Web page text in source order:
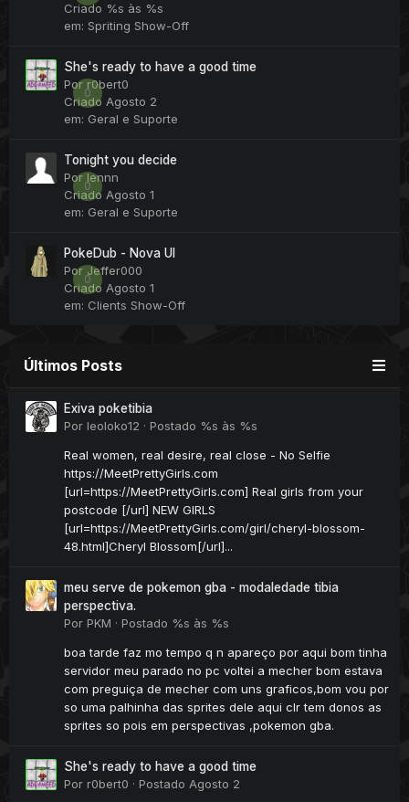
Criado %s às %s
em: Spriting Show-Off
0
She's ready to have a good time
Por r0bert0
Criado Agosto 2
em: Geral e Suporte
0
Tonight you decide
Por lennn
Criado Agosto 1
em: Geral e Suporte
0
PokeDub - Nova UI
Por Jeffer000
Criado Agosto 1
em: Clients Show-Off
Últimos Posts
Exiva poketibia
Por leoloko12 · Postado %s às %s
Real women, real desire, real close - No Selfie
https://MeetPrettyGirls.com
[url=https://MeetPrettyGirls.com] Real girls from your
postcode [/url] NEW GIRLS
[url=https://MeetPrettyGirls.com/girl/cheryl-blossom-
48.html]Cheryl Blossom[/url]...
meu serve de pokemon gba - modaledade tibia
perspectiva.
Por PKM · Postado %s às %s
boa tarde faz mo tempo q n apareço por aqui bom tinha
servidor meu parado no pc voltei a mecher bom estava
com preguiça de mecher com uns graficos,bom vou por
so uma palhinha das sprites dele aqui clr tem donos as
sprites so pois em perspectivas ,pokemon gba.
She's ready to have a good time
Por r0bert0 · Postado Agosto 2